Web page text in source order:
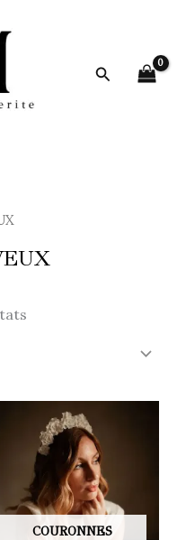
COURONNES